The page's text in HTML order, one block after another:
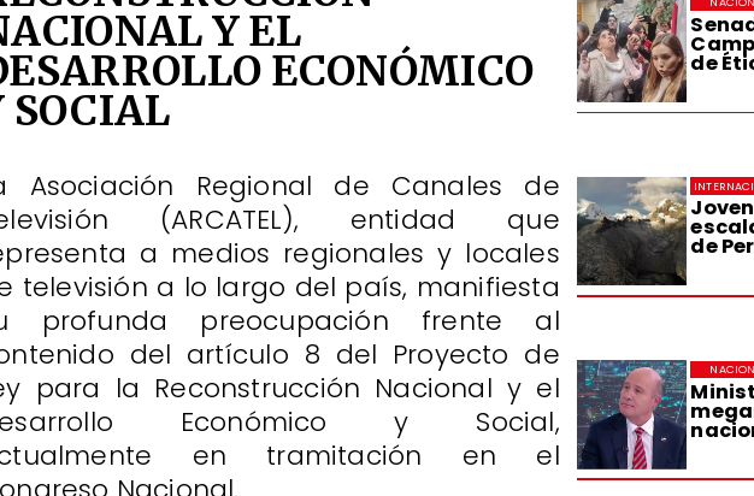
de
de
Y EL
ECONÓMICO
SOCIAL
Asociación Regional de Canales de
(ARCATEL), entidad que
a medios regionales y locales
televisión a lo largo del país, manifiesta
profunda preocupación frente al
del artículo 8 del Proyecto de
para la Reconstrucción Nacional y el
Económico y Social,
en tramitación en el